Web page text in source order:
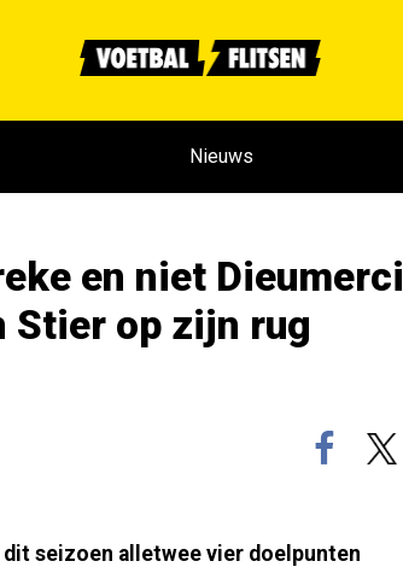
Nieuws
en niet Dieumerci
Stier op zijn rug
dit seizoen alletwee vier doelpunten